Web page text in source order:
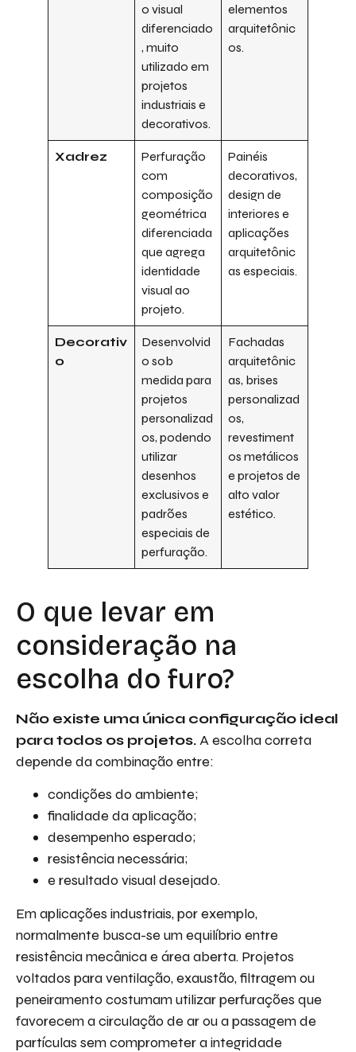
o visual
diferenciado
, muito
utilizado em
projetos
industriais e
decorativos.
elementos
arquitetônic
os.
Xadrez
Perfuração
com
composição
geométrica
diferenciada
que agrega
identidade
visual ao
projeto.
Painéis
decorativos,
design de
interiores e
aplicações
arquitetônic
as especiais.
Decorativ
o
Desenvolvid
o sob
medida para
projetos
personalizad
os, podendo
utilizar
desenhos
exclusivos e
padrões
especiais de
perfuração.
Fachadas
arquitetônic
as, brises
personalizad
os,
revestiment
os metálicos
e projetos de
alto valor
estético.
O que levar em
consideração na
escolha do furo?
Não existe uma única configuração ideal
para todos os projetos.A escolha correta
depende da combinação entre:
condições do ambiente;
finalidade da aplicação;
desempenho esperado;
resistência necessária;
e resultado visual desejado.
Em aplicações industriais, por exemplo,
normalmente busca-se um equilíbrio entre
resistência mecânica e área aberta. Projetos
voltados para ventilação, exaustão, filtragem ou
peneiramento costumam utilizar perfurações que
favorecem a circulação de ar ou a passagem de
partículas sem comprometer a integridade